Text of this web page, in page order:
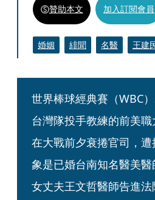
贊助本文 加入訂閱會員
婚姻 緋聞 名醫 王建
世界棒球經典賽（WBC
台灣隊投手教練的前美
在大戰前夕衰捲官司，
象是已婚台南知名醫美
女丈夫王文哲醫師告進